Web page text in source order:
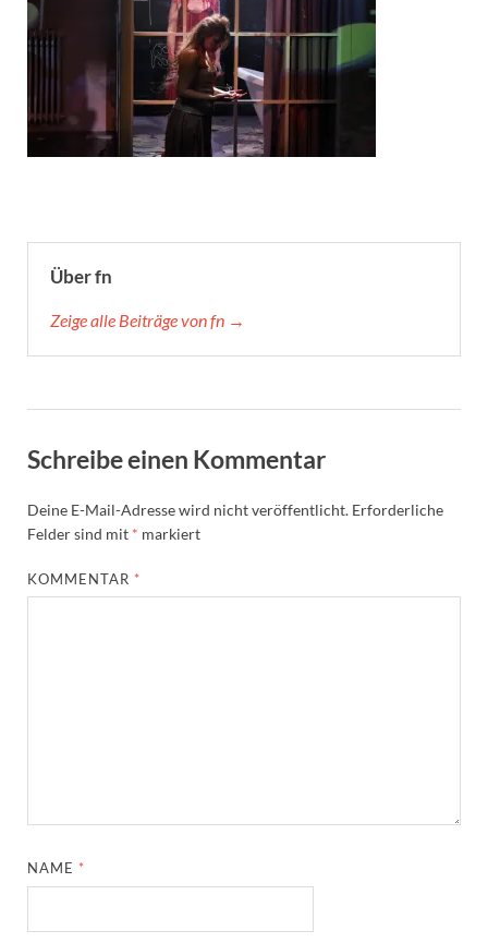
Über fn
Zeige alle Beiträge von fn →
Schreibe einen Kommentar
Deine E-Mail-Adresse wird nicht veröffentlicht. Erforderliche
Felder sind mit * markiert
KOMMENTAR *
NAME *